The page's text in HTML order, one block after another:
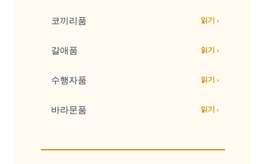
코끼리품 읽기 ›
갈애품 읽기 ›
수행자품 읽기 ›
바라문품 읽기 ›